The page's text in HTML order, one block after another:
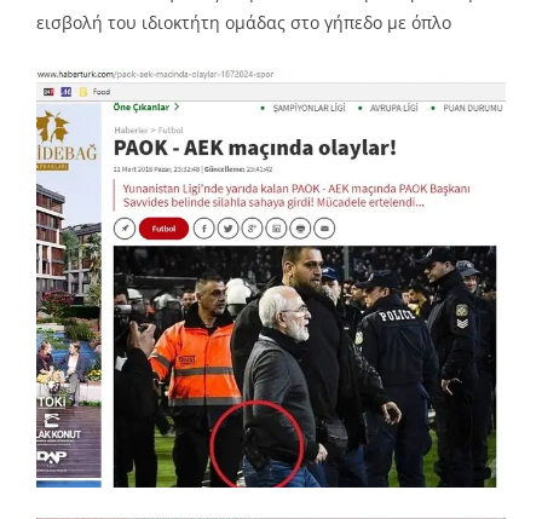
εισβολή του ιδιοκτήτη ομάδας στο γήπεδο με όπλο